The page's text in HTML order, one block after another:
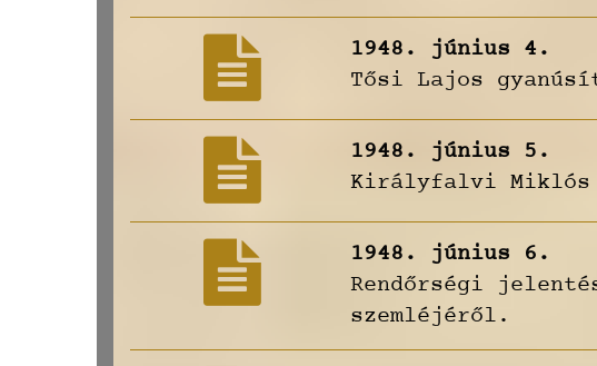
1948. június 4.
Tősi Lajos
1948. június 5.
Királyfalvi Miklós
1948. június 6.
Rendőrségi
szemléjéről.